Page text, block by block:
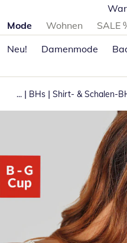
Produktkategorien
Mode Wohnen SALE
Neu!
Damenmode
... | BHs | Shirt- & Schalen-